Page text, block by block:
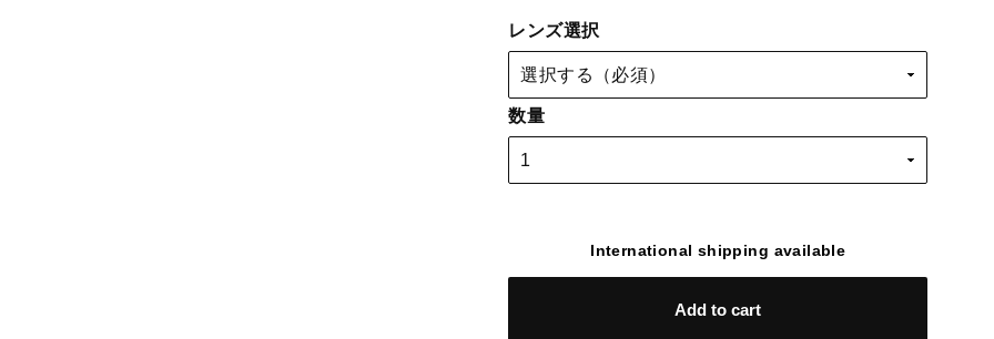
レンズ選択
数量
International shipping available
Add to cart